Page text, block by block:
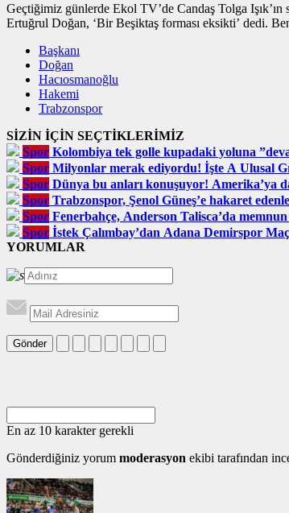
Geçtiğimiz günlerde Ekol TV’de Candaş Tolga Işık’ın
Ertuğrul Doğan, ‘Bir Beşiktaş forması eksikti’ dedi.
Başkanı
Doğan
Hacıosmanoğlu
Hakemi
Trabzonspor
SİZİN İÇİN SEÇTİKLERİMİZ
Spor Kolombiya tek golle kupadaki yoluna
Spor Milyonlar merak ediyordu! İşte A Ulusal
Spor Dünya bu anları konuşuyor! Amerika’ya
Spor Trabzonspor, Şenol Güneş’e hakaret
Spor Fenerbahçe, Anderson Talisca’da memnun
Spor İstek Çalımbay’dan Adana Demirspor
YORUMLAR
Gönder
En az 10 karakter gerekli
Gönderdiğiniz yorum moderasyon ekibi tarafından